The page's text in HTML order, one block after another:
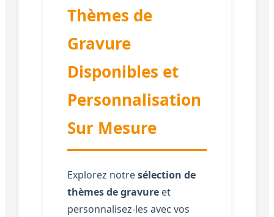
Thèmes de
Gravure
Disponibles et
Personnalisation
Sur Mesure
Explorez notresélection de
thèmes de gravureet
personnalisez-les avec vos